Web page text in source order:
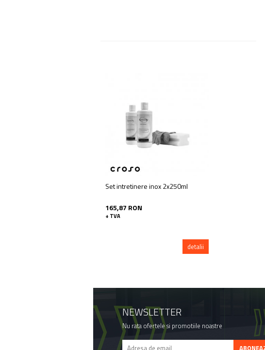
Set intretinere inox 2x250ml
165,87 RON
+ TVA
detalii
NEWSLETTER
Nu rata ofertele si promotiile noastre